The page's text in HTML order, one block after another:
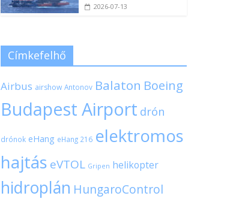
2026-07-13
Címkefelhő
Airbus airshow Antonov Balaton Boeing
Budapest Airport drón
drónok eHang eHang 216 elektromos
hajtás eVTOL Gripen helikopter
hidroplán HungaroControl